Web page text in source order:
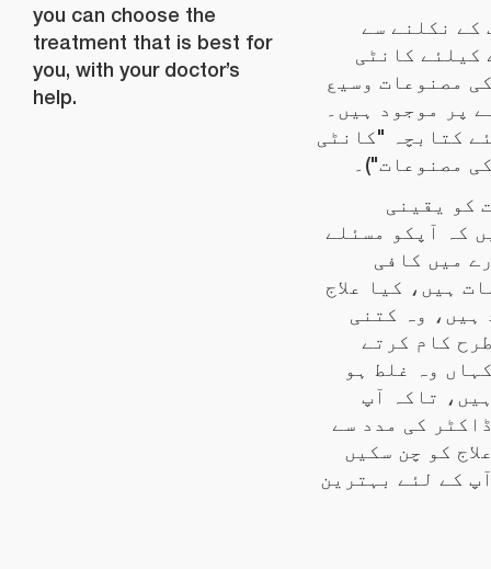
you can choose the
treatment that is best for
you, with your doctor’s
help.
کے نکلنے سے
کیلئے کانٹی
مصنوعات وسیع
پر موجود ہیں۔
کتابچہ "کانٹی
مصنوعات")۔
کو یقینی
کہ آپکو مسئلے
میں کافی
ہیں، کیا علاج
ہیں، وہ کتنی
کام کرتے
وہ غلط ہو
تاکہ آپ
کی مدد سے
کو چن سکیں
کے لئے بہترین